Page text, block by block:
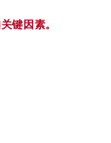
键因素。